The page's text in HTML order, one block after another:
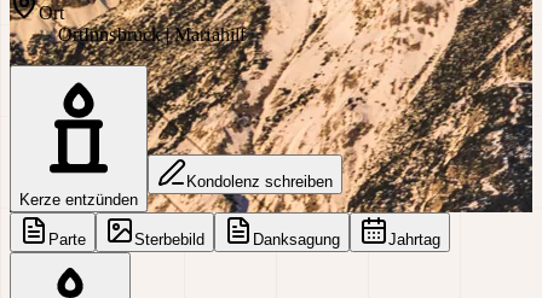
Ort
OrtInnsbruck | Mariahilf
Kerze entzünden
Kondolenz schreiben
Parte Sterbebild Danksagung Jahrtag